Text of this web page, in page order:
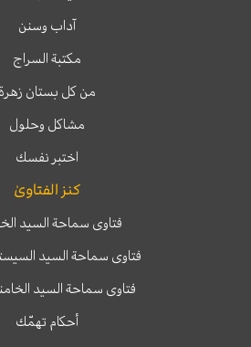
آداب وسنن
مكتبة السراج
من كل بستان زهرة
مشاكل وحلول
اختبر نفسك
كنز الفتاوىٰ
فتاوى سماحة السيد
فتاوى سماحة السيد
فتاوى سماحة السيد
أحكام تهمّك